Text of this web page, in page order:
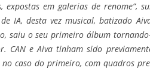
expostas em galerias de renome”,
IA, desta vez musical, batizado
saiu o seu primeiro álbum
CAN e Aiva tinham sido
caso do primeiro, com quadros